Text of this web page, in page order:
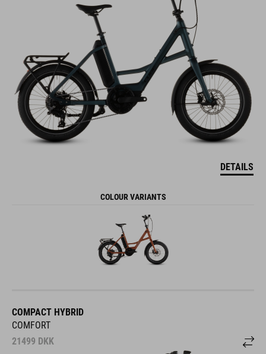
DETAILS
COLOUR VARIANTS
COMPACT HYBRID
COMFORT
21499 DKK